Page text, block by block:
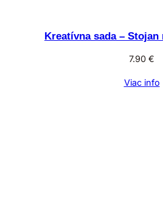
Kreatívna sada –
7.90 €
Viac info